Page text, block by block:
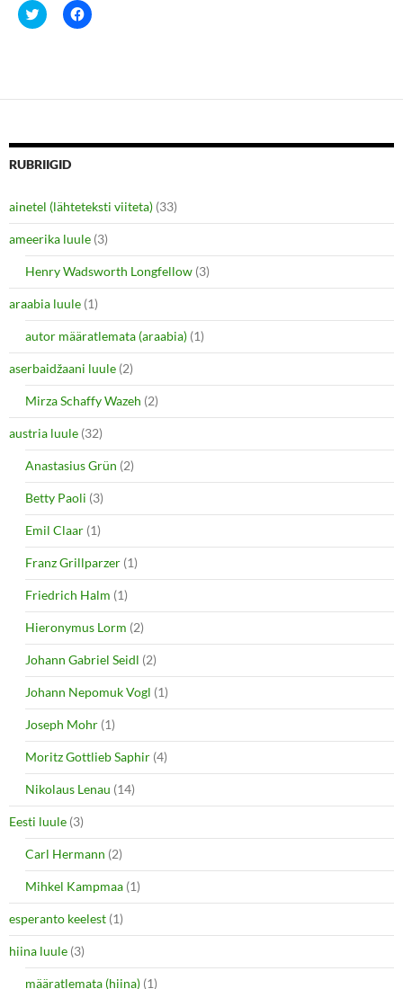
C
l
h
e
o
n
t
t
e
r
(
O
p
e
n
n
n
w
w
i
n
d
o
)
C
l
h
e
o
e
b
o
o
k
(
O
p
e
n
i
n
n
e
w
w
i
n
d
w
)
RUBRIIGID
ainetel (lähteteksti viiteta) (33)
ameerika luule (3)
Henry Wadsworth Longfellow (3)
araabia luule (1)
autor määratlemata (araabia) (1)
aserbaidžaani luule (2)
Mirza Schaffy Wazeh (2)
austria luule (32)
Anastasius Grün (2)
Betty Paoli (3)
Emil Claar (1)
Franz Grillparzer (1)
Friedrich Halm (1)
Hieronymus Lorm (2)
Johann Gabriel Seidl (2)
Johann Nepomuk Vogl (1)
Joseph Mohr (1)
Moritz Gottlieb Saphir (4)
Nikolaus Lenau (14)
Eesti luule (3)
Carl Hermann (2)
Mihkel Kampmaa (1)
esperanto keelest (1)
hiina luule (3)
määratlemata (hiina) (1)